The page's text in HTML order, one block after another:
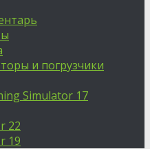
и погрузчики
Simulator 17
22
19